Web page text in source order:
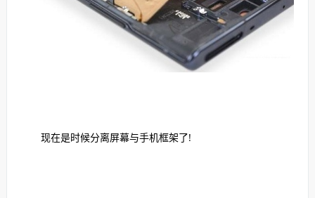
现在是时候分离屏幕与手机框架了!